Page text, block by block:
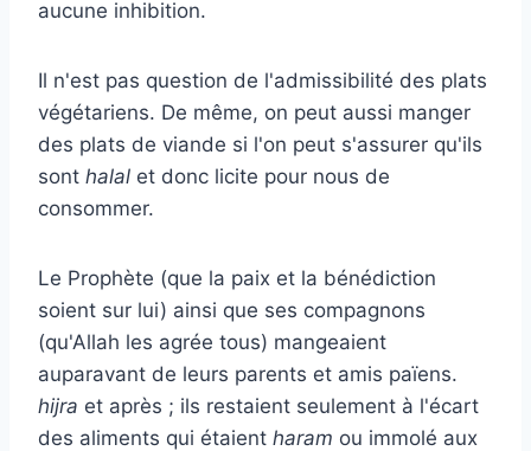
aucune inhibition.
Il n'est pas question de l'admissibilité des plats
végétariens. De même, on peut aussi manger
des plats de viande si l'on peut s'assurer qu'ils
sont halal et donc licite pour nous de
consommer.
Le Prophète (que la paix et la bénédiction
soient sur lui) ainsi que ses compagnons
(qu'Allah les agrée tous) mangeaient
auparavant de leurs parents et amis païens.
hijra et après ; ils restaient seulement à l'écart
des aliments qui étaient haram ou immolé aux